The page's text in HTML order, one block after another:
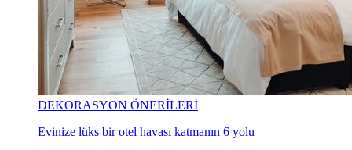
DEKORASYON ÖNERİLERİ
Evinize lüks bir otel havası katmanın 6 yolu